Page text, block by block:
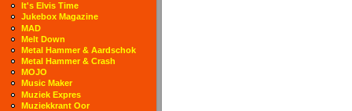
It's Elvis Time
Jukebox Magazine
MAD
Melt Down
Metal Hammer & Aardschok
Metal Hammer & Crash
MOJO
Music Maker
Muziek Expres
Muziekkrant Oor